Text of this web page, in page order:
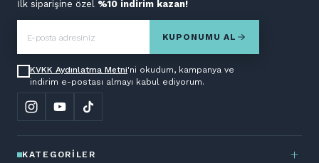
İlk siparişine özel %10 indirim kazan!
KUPONUMU AL
KVKK Aydınlatma Metni'ni okudum, kampanya ve
indirim e-postası almayı kabul ediyorum.
KATEGORILER